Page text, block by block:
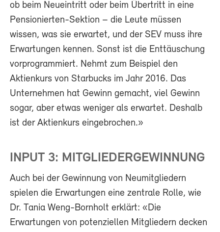
ob beim Neueintritt oder beim Übertritt in eine
Pensionierten-Sektion – die Leute müssen
wissen, was sie erwartet, und der SEV muss ihre
Erwartungen kennen. Sonst ist die Enttäuschung
vorprogrammiert. Nehmt zum Beispiel den
Aktienkurs von Starbucks im Jahr 2016. Das
Unternehmen hat Gewinn gemacht, viel Gewinn
sogar, aber etwas weniger als erwartet. Deshalb
ist der Aktienkurs eingebrochen.»
INPUT 3: MITGLIEDERGEWINNUNG
Auch bei der Gewinnung von Neumitgliedern
spielen die Erwartungen eine zentrale Rolle, wie
Dr. Tania Weng-Bornholt erklärt: «Die
Erwartungen von potenziellen Mitgliedern decken